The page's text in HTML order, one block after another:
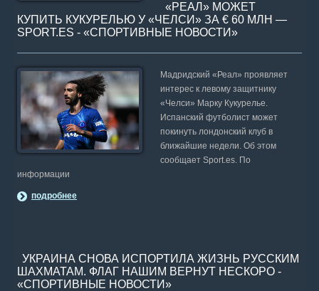
«РЕАЛ» МОЖЕТ
КУПИТЬ КУКУРЕЛЬЮ У «ЧЕЛСИ» ЗА € 60 МЛН —
SPORT.ES - «СПОРТИВНЫЕ НОВОСТИ»
Мадридский «Реал» проявляет
интерес к левому защитнику
«Челси» Марку Кукурелье.
Испанский футболист может
покинуть лондонский клуб в
ближайшие недели. Об этом
сообщает Sport.es. По
информации
подробнее
УКРАИНА СНОВА ИСПОРТИЛА ЖИЗНЬ РУССКИМ
ШАХМАТАМ. ФЛАГ НАШИМ ВЕРНУТ НЕСКОРО -
«СПОРТИВНЫЕ НОВОСТИ»